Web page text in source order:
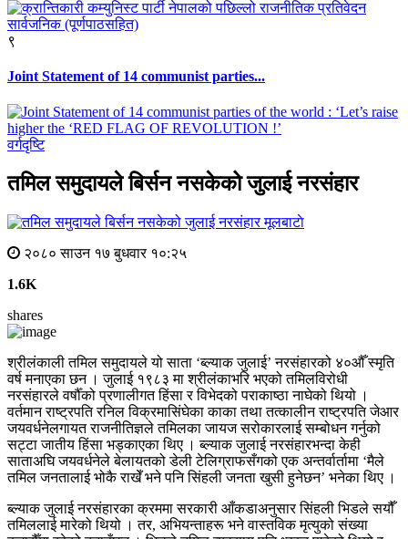
९
Joint Statement of 14 communist parties...
वर्गदृष्टि
तमिल समुदायले बिर्सन नसकेको जुलाई नरसंहार
मूलबाटाे
२०८० साउन १७ बुधवार १०:२५
1.6K
shares
श्रीलंकाली तमिल समुदायले यो साता ‘ब्ल्याक जुलाई’ नरसंहारको ४०औँ स्मृति
वर्ष मनाएका छन । जुलाई १९८३ मा श्रीलंकाभरि भएको तमिलविरोधी
नरसंहारले वर्षौँको प्रणालीगत हिंसा र विभेदको पराकाष्ठा नाघेको थियो ।
वर्तमान राष्ट्रपति रनिल विक्रमासिंघेका काका तथा तत्कालीन राष्ट्रपति जेआर
जयवर्धनेलगायत राजनीतिज्ञले तमिलका जायज सरोकारलाई सम्बोधन गर्नुको
सट्टा जातीय हिंसा भड्काएका थिए । ब्ल्याक जुलाई नरसंहारभन्दा केही
साताअघि जयवर्धनेले बेलायतको डेली टेलिग्राफसँगको एक अन्तर्वार्तामा ‘मैले
तमिल जनतालाई भोकै राखेँ भने पनि सिंहली जनता खुसी हुनेछन’ भनेका थिए ।
ब्ल्याक जुलाई नरसंहारका क्रममा सरकारी आँकडाअनुसार सिंहली भिडले सयौँ
तमिललाई मारेको थियो । तर, अभियन्ताहरू भने वास्तविक मृत्युको संख्या